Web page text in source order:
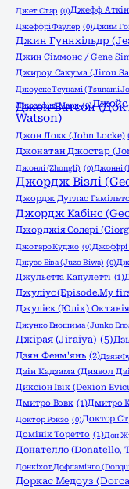
Джет Стар (0)Джефф
Джеффрі Фаулер (0)Джим
Джин Гуннхільдр
Джин Сіммонс / Gene
Джироу Сакума (Jirou
Джоyске Тсунамі (Tsunami
Джозефіна Марч (0)Джойс
Джон Ватсон
Watson)
Джон Локк (John Locke)
Джонатан Джостар
Джонлі (Zhongli) (0)Джонні
Джордж Візлі
Джордж Дуглас
Джордж Кабінс
Джорджія Солері
Джотаро Куджо (0)Джоффрі
Джузо Біва (Juzo Biwa) (0)
Джульєтта Капулетті (1)
Джуліус (Episode.My
Джулієк (Юлік)
Джунко Еношима (Junko
Джірая (Jiraiya) (5)
Дзян Фенм'янь (2)Дзян
Дзін Кадзама (Диявол
Диксіон Івік (Dexion
Дмитро Вовк (1)Дмитро
Доктор Рокзо (0)Доктор
Домінік Торетто (1)Дон
Донателло (Donatello,
Донкіхот Дофламінго
Доркас Медоуз